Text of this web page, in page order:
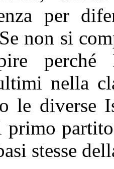
per
non si
perché
nella
le diverse
stesse